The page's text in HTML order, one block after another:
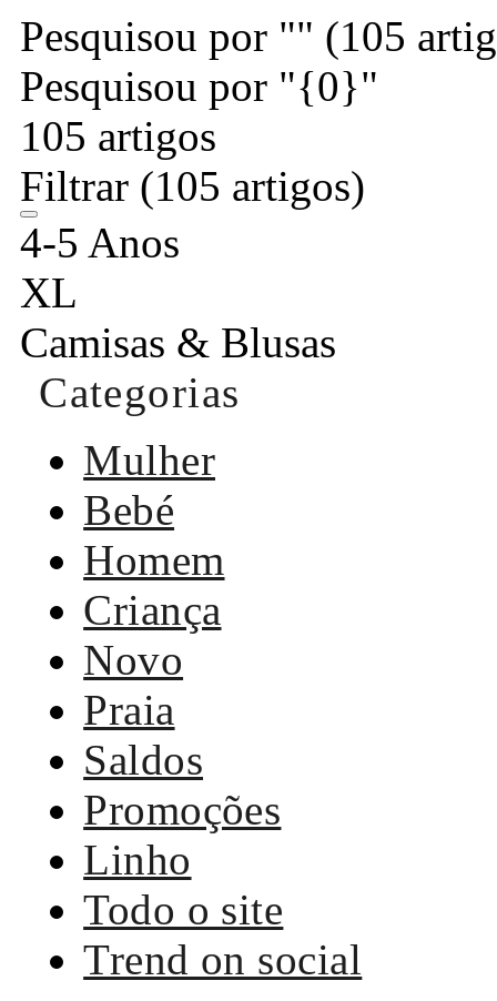
Pesquisou por "" (105
Pesquisou por "{0}"
105 artigos
Filtrar (105 artigos)
4-5 Anos
XL
Camisas & Blusas
Categorias
Mulher
Bebé
Homem
Criança
Novo
Praia
Saldos
Promoções
Linho
Todo o site
Trend on social